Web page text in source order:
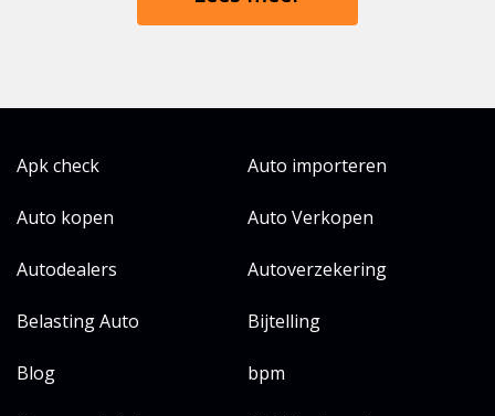
Apk check Auto importeren
Auto kopen Auto Verkopen
Autodealers Autoverzekering
Belasting Auto Bijtelling
Blog bpm